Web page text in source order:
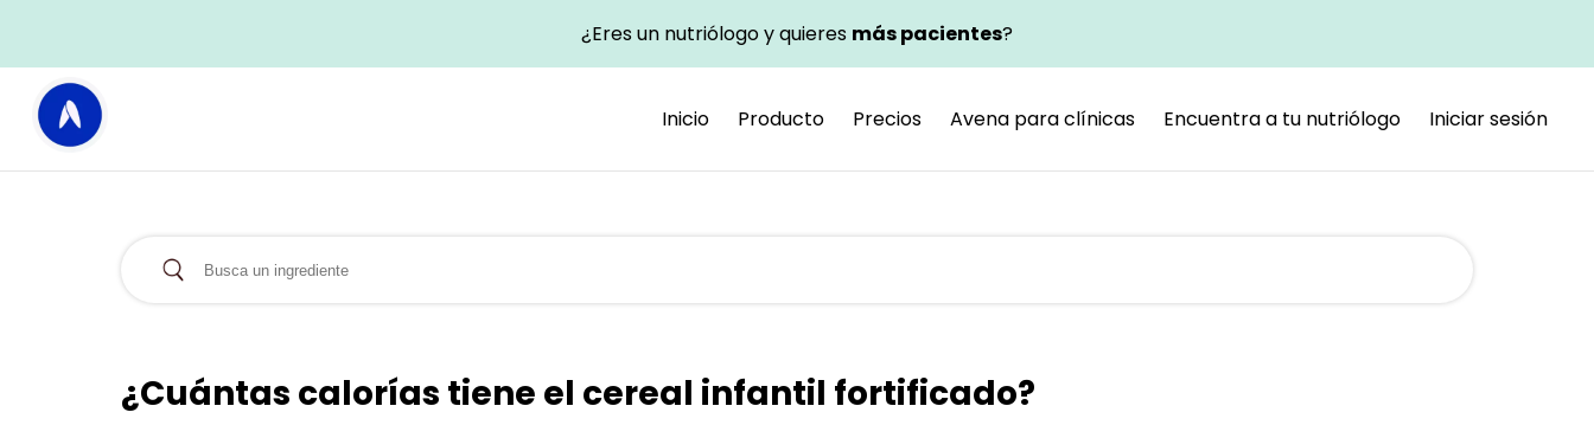
¿Eres un nutriólogo y quieres más pacientes?
Inicio Producto Precios Avena para clínicas Encuentra a tu nutriólogo Iniciar sesión
¿Cuántas calorías tiene el cereal infantil fortificado?